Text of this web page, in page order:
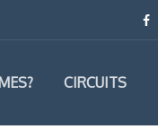
CIRCUITS